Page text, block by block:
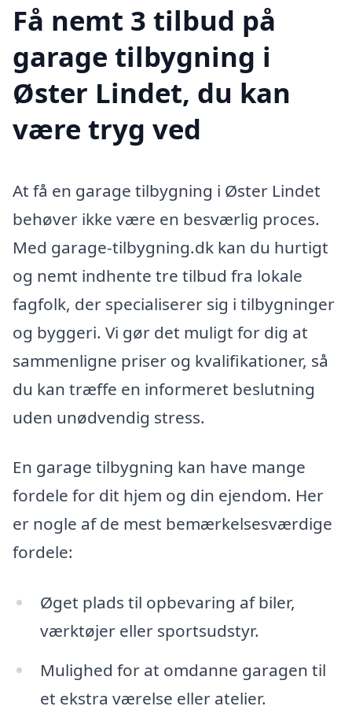
Få nemt 3 tilbud på
garage tilbygning i
Øster Lindet, du kan
være tryg ved
At få en garage tilbygning i Øster Lindet
behøver ikke være en besværlig proces.
Med garage-tilbygning.dk kan du hurtigt
og nemt indhente tre tilbud fra lokale
fagfolk, der specialiserer sig i tilbygninger
og byggeri. Vi gør det muligt for dig at
sammenligne priser og kvalifikationer, så
du kan træffe en informeret beslutning
uden unødvendig stress.
En garage tilbygning kan have mange
fordele for dit hjem og din ejendom. Her
er nogle af de mest bemærkelsesværdige
fordele:
Øget plads til opbevaring af biler,
værktøjer eller sportsudstyr.
Mulighed for at omdanne garagen til
et ekstra værelse eller atelier.